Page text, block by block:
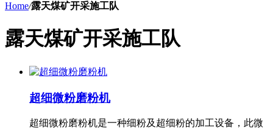
Home/露天煤矿开采施工队
露天煤矿开采施工队
超细微粉磨粉机
超细微粉磨粉机是一种细粉及超细粉的加工设备，此微